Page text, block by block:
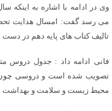
وی در ادامه با اشاره به اینکه
می رسد گفت: امسال هدایت
تالیف کتاب های پایه دهم در
فانی ادامه داد : جدول دروس
تصویب شده است و دروسی چون
محیط زیست و سلامت و